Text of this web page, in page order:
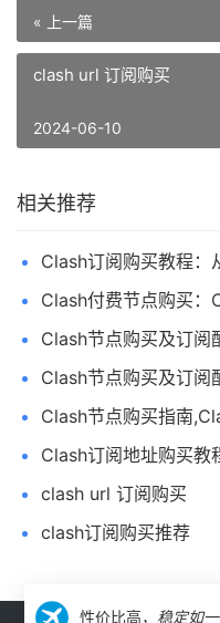
« 上一篇
clash url 订阅购买
2024-06-10
相关推荐
Clash订阅购买教程：
Clash付费节点购买：
Clash节点购买及订阅
Clash节点购买及订阅
Clash节点购买指南
Clash订阅地址购买
clash url 订阅购买
clash订阅购买推荐
性价比高， 稳定如一